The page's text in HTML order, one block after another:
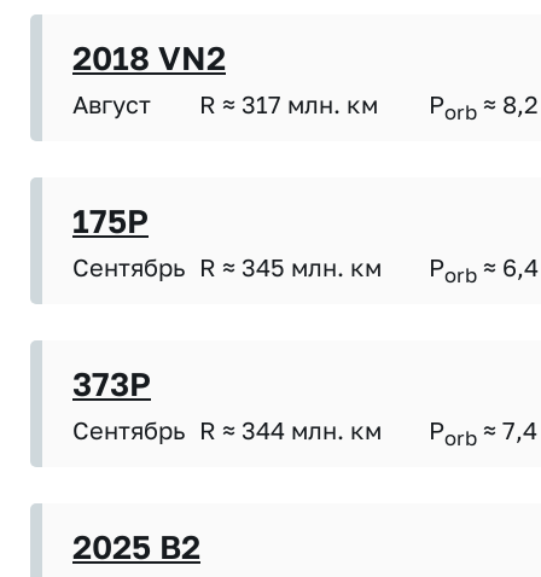
2018 VN2
Август R ≈ 317 млн. км Porb ≈ 8,2
175P
Сентябрь R ≈ 345 млн. км Porb ≈ 6,4
373P
Сентябрь R ≈ 344 млн. км Porb ≈ 7,4
2025 B2